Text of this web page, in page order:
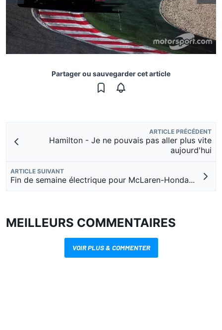
Partager ou sauvegarder cet article
ARTICLE PRÉCÉDENT
Hamilton - Je ne pouvais pas aller plus vite
aujourd'hui
ARTICLE SUIVANT
Fin de semaine électrique pour McLaren-Honda...
MEILLEURS COMMENTAIRES
VOIR PLUS & COMMENTER